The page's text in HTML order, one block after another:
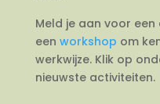
Meld je aan voor een
een workshop om
werkwijze. Klik op
nieuwste activiteiten.